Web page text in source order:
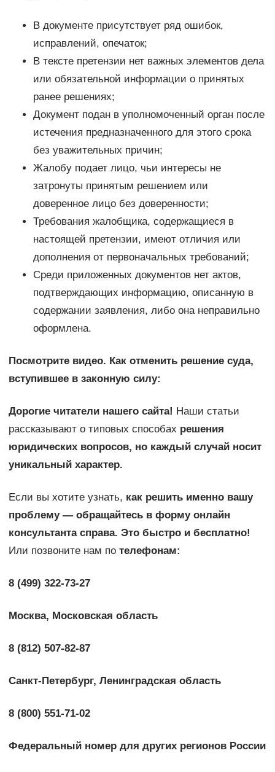
В документе присутствует ряд ошибок,
исправлений, опечаток;
В тексте претензии нет важных элементов дела
или обязательной информации о принятых
ранее решениях;
Документ подан в уполномоченный орган после
истечения предназначенного для этого срока
без уважительных причин;
Жалобу подает лицо, чьи интересы не
затронуты принятым решением или
доверенное лицо без доверенности;
Требования жалобщика, содержащиеся в
настоящей претензии, имеют отличия или
дополнения от первоначальных требований;
Среди приложенных документов нет актов,
подтверждающих информацию, описанную в
содержании заявления, либо она неправильно
оформлена.
Посмотрите видео. Как отменить решение суда,
вступившее в законную силу:
Дорогие читатели нашего сайта! Наши статьи
рассказывают о типовых способах решения
юридических вопросов, но каждый случай носит
уникальный характер.
Если вы хотите узнать, как решить именно вашу
проблему — обращайтесь в форму онлайн
консультанта справа. Это быстро и бесплатно!
Или позвоните нам по телефонам:
8 (499) 322-73-27
Москва, Московская область
8 (812) 507-82-87
Санкт-Петербург, Ленинградская область
8 (800) 551-71-02
Федеральный номер для других регионов России